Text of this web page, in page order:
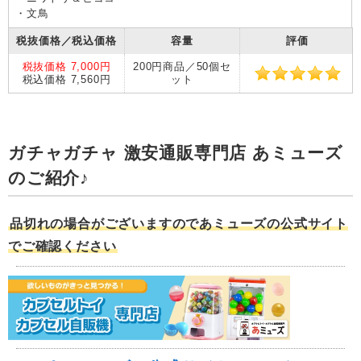
・文鳥
税抜価格／税込価格 容量 評価
税抜価格 7,000円
税込価格 7,560円
200円商品／50個セ
ット
ガチャガチャ 激安通販専門店 あミューズ
のご紹介♪
品切れの場合がございますのであミューズの公式サイト
でご確認ください